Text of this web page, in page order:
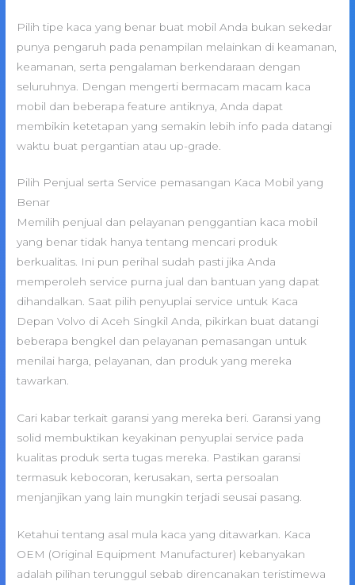
Pilih tipe kaca yang benar buat mobil Anda bukan sekedar
punya pengaruh pada penampilan melainkan di keamanan,
keamanan, serta pengalaman berkendaraan dengan
seluruhnya. Dengan mengerti bermacam macam kaca
mobil dan beberapa feature antiknya, Anda dapat
membikin ketetapan yang semakin lebih info pada datangi
waktu buat pergantian atau up-grade.
Pilih Penjual serta Service pemasangan Kaca Mobil yang
Benar
Memilih penjual dan pelayanan penggantian kaca mobil
yang benar tidak hanya tentang mencari produk
berkualitas. Ini pun perihal sudah pasti jika Anda
memperoleh service purna jual dan bantuan yang dapat
dihandalkan. Saat pilih penyuplai service untuk Kaca
Depan Volvo di Aceh Singkil Anda, pikirkan buat datangi
beberapa bengkel dan pelayanan pemasangan untuk
menilai harga, pelayanan, dan produk yang mereka
tawarkan.
Cari kabar terkait garansi yang mereka beri. Garansi yang
solid membuktikan keyakinan penyuplai service pada
kualitas produk serta tugas mereka. Pastikan garansi
termasuk kebocoran, kerusakan, serta persoalan
menjanjikan yang lain mungkin terjadi seusai pasang.
Ketahui tentang asal mula kaca yang ditawarkan. Kaca
OEM (Original Equipment Manufacturer) kebanyakan
adalah pilihan terunggul sebab direncanakan teristimewa